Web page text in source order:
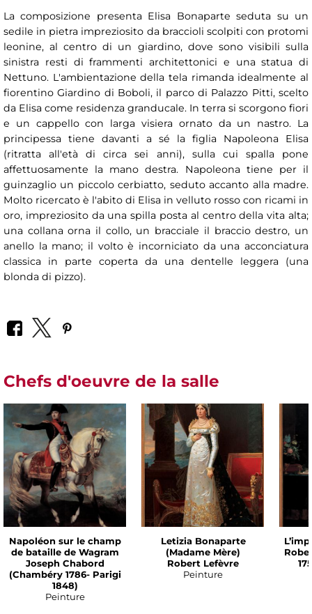
La composizione presenta Elisa Bonaparte seduta su un
sedile in pietra impreziosito da braccioli scolpiti con protomi
leonine, al centro di un giardino, dove sono visibili sulla
sinistra resti di frammenti architettonici e una statua di
Nettuno. L'ambientazione della tela rimanda idealmente al
fiorentino Giardino di Boboli, il parco di Palazzo Pitti, scelto
da Elisa come residenza granducale. In terra si scorgono fiori
e un cappello con larga visiera ornato da un nastro. La
principessa tiene davanti a sé la figlia Napoleona Elisa
(ritratta all'età di circa sei anni), sulla cui spalla pone
affettuosamente la mano destra. Napoleona tiene per il
guinzaglio un piccolo cerbiatto, seduto accanto alla madre.
Molto ricercato è l'abito di Elisa in velluto rosso con ricami in
oro, impreziosito da una spilla posta al centro della vita alta;
una collana orna il collo, un bracciale il braccio destro, un
anello la mano; il volto è incorniciato da una acconciatura
classica in parte coperta da una dentelle leggera (una
blonda di pizzo).
Chefs d'oeuvre de la salle
Napoléon sur le champ
de bataille de Wagram
Joseph Chabord
(Chambéry 1786- Parigi
1848)
Peinture
Letizia Bonaparte
(Madame Mère)
Robert Lefèvre
Peinture